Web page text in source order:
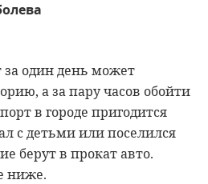
один день может
а за пару часов обойти
в городе пригодится
с детьми или поселился
берут в прокат авто.
ниже.